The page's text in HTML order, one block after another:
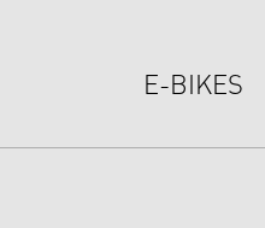
E-BIKES